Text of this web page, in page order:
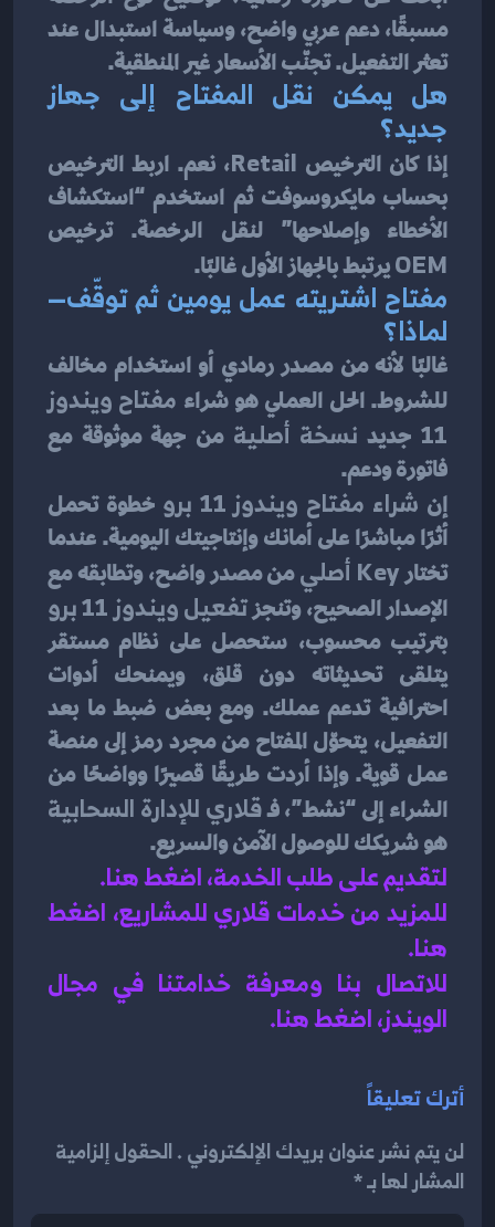
تعثر التفعيل. تجنّب الأسعار غير المنطقية.
هل يمكن نقل المفتاح إلى جهاز
جديد؟
إذا كان الترخيص Retail
الأخطاء وإصلاحها” لنقل الرخصة. ترخيص
OEM يرتبط بالجهاز الأول غالبًا.
مفتاح اشتريته عمل يومين ثم توقّف—
لماذا؟
للشروط. الحل العملي هو شراء
مفتاح ويندوز
11 جديد نسخة أصلية
فاتورة ودعم.
إن شراء مفتاح ويندوز 11 برو
تختار Key أصلي
الإصدار الصحيح، وتنجز تفعيل ويندوز 11 برو
بترتيب محسوب، ستحصل على نظام مستقر
الشراء إلى “نشط”، فـ قلاري للإدارة السحابية
هو شريكك للوصول الآمن والسريع.
لتقديم على طلب الخدمة، اضغط هنا.
هنا.
الويندز، اضغط هنا.
أترك تعليقاً
لن يتم نشر عنوان بريدك الإلكتروني . الحقول إلزامية
المشار لها بـ *